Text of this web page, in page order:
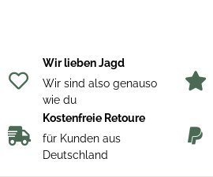
Wir lieben Jagd
Wir sind also genauso
wie du
Kostenfreie Retoure
für Kunden aus
Deutschland